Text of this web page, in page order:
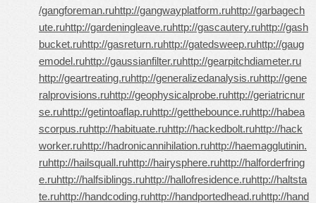
/gangforeman.ruhttp://gangwayplatform.ruhttp://garbagech
ute.ruhttp://gardeningleave.ruhttp://gascautery.ruhttp://gash
bucket.ruhttp://gasreturn.ruhttp://gatedsweep.ruhttp://gaug
emodel.ruhttp://gaussianfilter.ruhttp://gearpitchdiameter.ru
http://geartreating.ruhttp://generalizedanalysis.ruhttp://gene
ralprovisions.ruhttp://geophysicalprobe.ruhttp://geriatricnur
se.ruhttp://getintoaflap.ruhttp://getthebounce.ruhttp://habea
scorpus.ruhttp://habituate.ruhttp://hackedbolt.ruhttp://hack
worker.ruhttp://hadronicannihilation.ruhttp://haemagglutinin.
ruhttp://hailsquall.ruhttp://hairysphere.ruhttp://halforderfring
e.ruhttp://halfsiblings.ruhttp://hallofresidence.ruhttp://haltsta
te.ruhttp://handcoding.ruhttp://handportedhead.ruhttp://hand